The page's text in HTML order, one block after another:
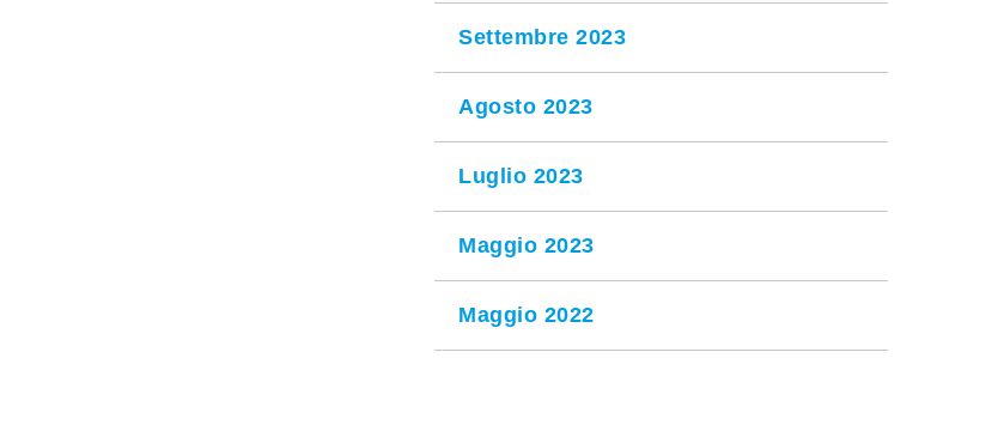
Settembre 2023
Agosto 2023
Luglio 2023
Maggio 2023
Maggio 2022